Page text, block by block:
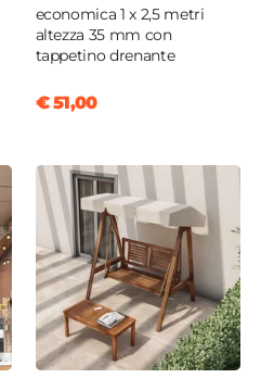
economica 1 x 2,5 metri
altezza 35 mm con
tappetino drenante
€ 51,00